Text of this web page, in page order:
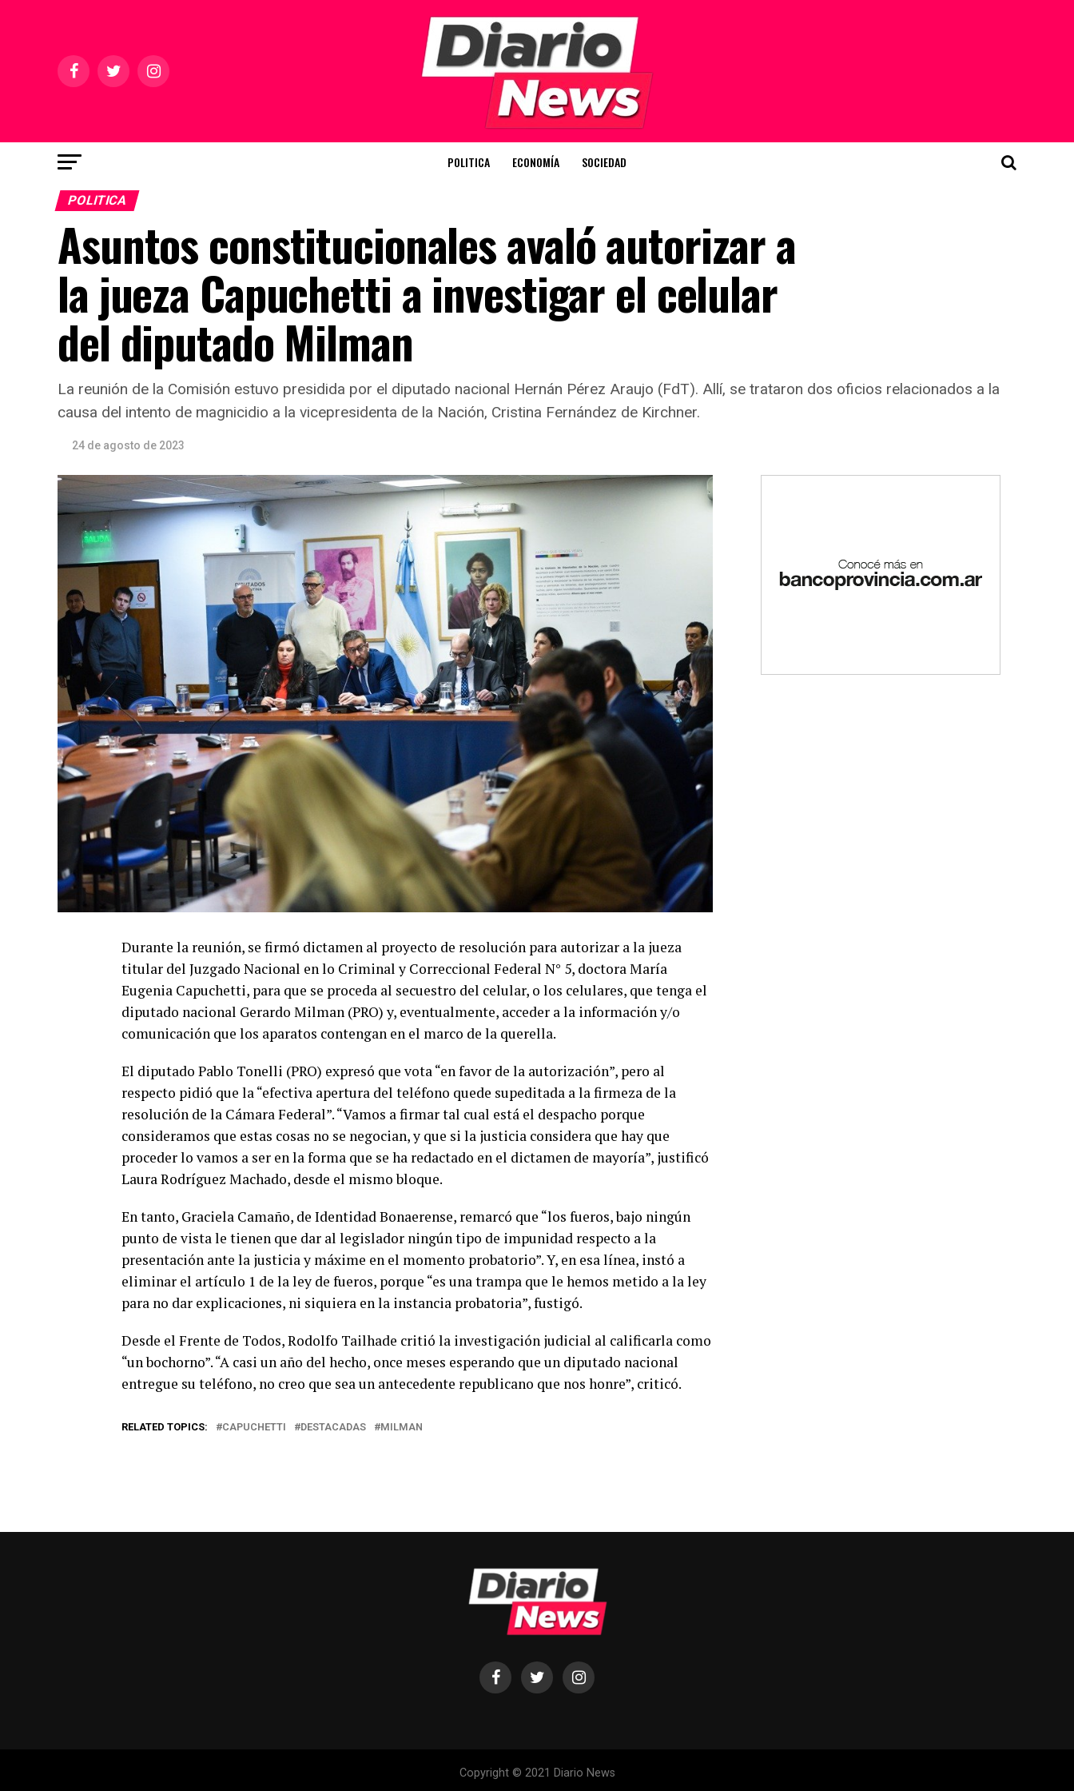
POLITICA ECONOMÍA SOCIEDAD
POLITICA
Asuntos constitucionales avaló autorizar a
la jueza Capuchetti a investigar el celular
del diputado Milman
La reunión de la Comisión estuvo presidida por el diputado nacional Hernán Pérez Araujo (FdT). Allí, se trataron dos oficios relacionados a la
causa del intento de magnicidio a la vicepresidenta de la Nación, Cristina Fernández de Kirchner.
24 de agosto de 2023
Durante la reunión, se firmó dictamen al proyecto de resolución para autorizar a la jueza
titular del Juzgado Nacional en lo Criminal y Correccional Federal N° 5, doctora María
Eugenia Capuchetti, para que se proceda al secuestro del celular, o los celulares, que tenga el
diputado nacional Gerardo Milman (PRO) y, eventualmente, acceder a la información y/o
comunicación que los aparatos contengan en el marco de la querella.
El diputado Pablo Tonelli (PRO) expresó que vota “en favor de la autorización”, pero al
respecto pidió que la “efectiva apertura del teléfono quede supeditada a la firmeza de la
resolución de la Cámara Federal”. “Vamos a firmar tal cual está el despacho porque
consideramos que estas cosas no se negocian, y que si la justicia considera que hay que
proceder lo vamos a ser en la forma que se ha redactado en el dictamen de mayoría”, justificó
Laura Rodríguez Machado, desde el mismo bloque.
En tanto, Graciela Camaño, de Identidad Bonaerense, remarcó que “los fueros, bajo ningún
punto de vista le tienen que dar al legislador ningún tipo de impunidad respecto a la
presentación ante la justicia y máxime en el momento probatorio”. Y, en esa línea, instó a
eliminar el artículo 1 de la ley de fueros, porque “es una trampa que le hemos metido a la ley
para no dar explicaciones, ni siquiera en la instancia probatoria”, fustigó.
Desde el Frente de Todos, Rodolfo Tailhade critió la investigación judicial al calificarla como
“un bochorno”. “A casi un año del hecho, once meses esperando que un diputado nacional
entregue su teléfono, no creo que sea un antecedente republicano que nos honre”, criticó.
RELATED TOPICS: CAPUCHETTI DESTACADAS MILMAN
Copyright © 2021 Diario News